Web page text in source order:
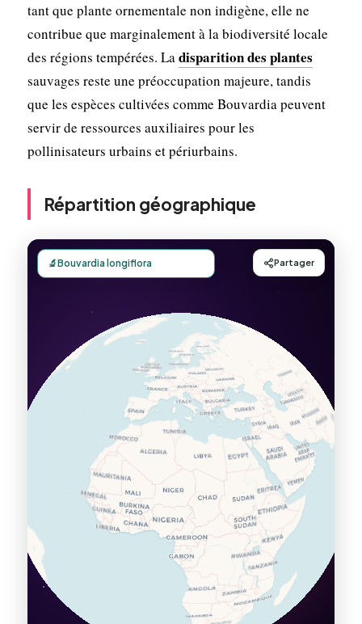
tant que plante ornementale non indigène, elle ne
contribue que marginalement à la biodiversité locale
des régions tempérées. Ladisparition des plantes
sauvages reste une préoccupation majeure, tandis
que les espèces cultivées comme Bouvardia peuvent
servir de ressources auxiliaires pour les
pollinisateurs urbains et périurbains.
Répartition géographique